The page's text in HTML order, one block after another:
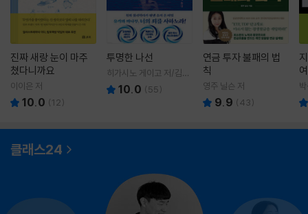
진짜 새랑 눈이 마주
쳤다니까요
이이은 저
10.0 (12)
투명한 나선
히가시노 게이고 저/김선
영 역10.0 (55)
연금 투자 불패의 법
칙
영주 닐슨 저
9.9 (43)
클래스24